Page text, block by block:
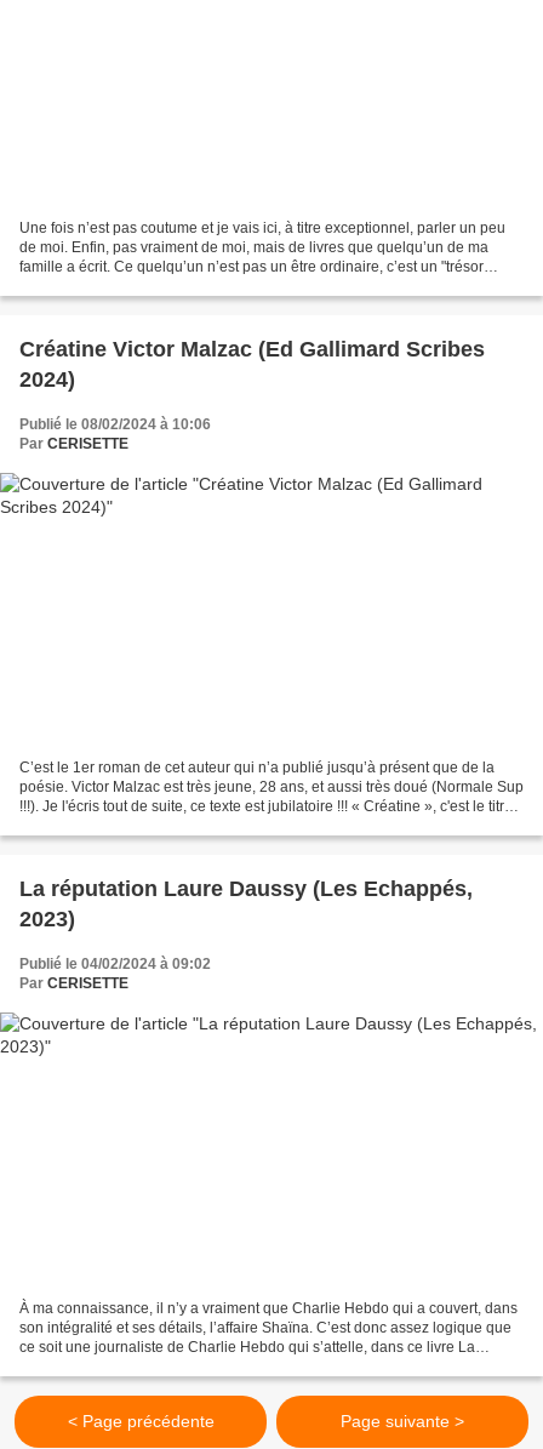
Une fois n’est pas coutume et je vais ici, à titre exceptionnel, parler un peu
de moi. Enfin, pas vraiment de moi, mais de livres que quelqu’un de ma
famille a écrit. Ce quelqu’un n’est pas un être ordinaire, c’est un "trésor
Créatine Victor Malzac (Ed Gallimard Scribes
2024)
Publié le 08/02/2024 à 10:06
Par CERISETTE
C’est le 1er roman de cet auteur qui n’a publié jusqu’à présent que de la
poésie. Victor Malzac est très jeune, 28 ans, et aussi très doué (Normale Sup
!!!). Je l'écris tout de suite, ce texte est jubilatoire !!! « Créatine », c'est le titre,
La réputation Laure Daussy (Les Echappés,
2023)
Publié le 04/02/2024 à 09:02
Par CERISETTE
À ma connaissance, il n’y a vraiment que Charlie Hebdo qui a couvert, dans
son intégralité et ses détails, l’affaire Shaïna. C’est donc assez logique que
ce soit une journaliste de Charlie Hebdo qui s’attelle, dans ce livre La
< Page précédente Page suivante >